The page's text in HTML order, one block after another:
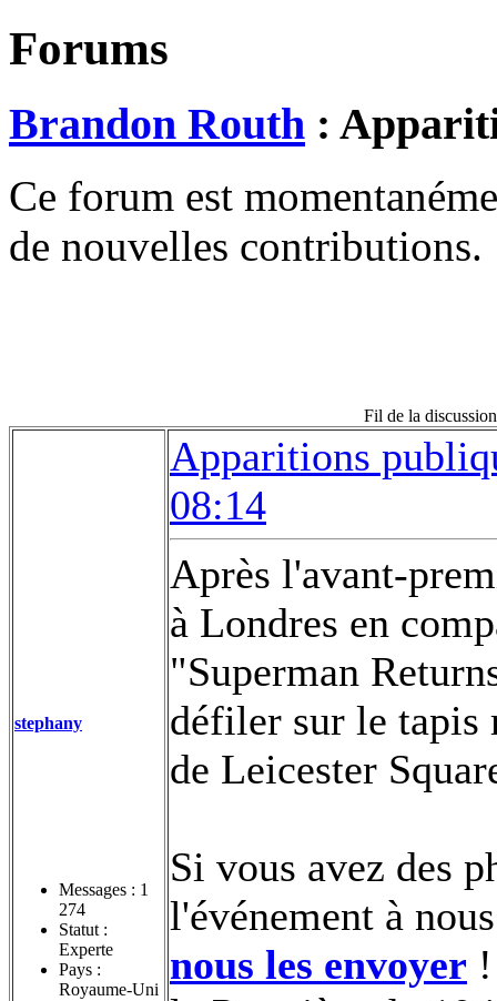
Forums
Brandon Routh :
Ce forum est
de nouvelles contributions.
Fil de la
stephany
Messages : 1
274
Statut :
Experte
Pays :
Royaume-Uni
Apparitions
08:14
Après l'avant-
à Londres en
"Superman
défiler sur le tapis
de Leicester
Si vous avez des
l'événement à
nous les envoyer